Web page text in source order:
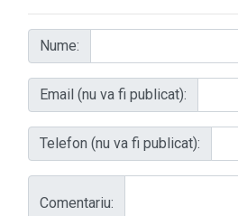
Nume:
Email (nu va fi publicat):
Telefon (nu va fi publicat):
Comentariu: